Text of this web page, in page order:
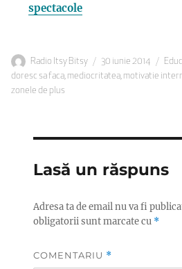
spectacole
Autor
Radio Itsy Bitsy
Publicat
pe
30 iunie 2014
doresc sa faca, mediocritatea, motivatie
zonele de plus
Lasă un răspuns
Adresa ta de email nu va fi
obligatorii sunt marcate cu *
COMENTARIU *